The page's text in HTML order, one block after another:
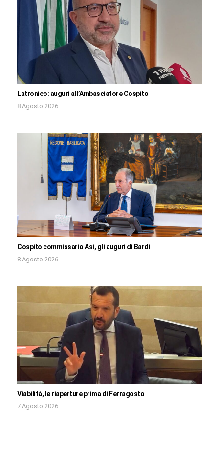
Latronico: auguri all’Ambasciatore Cospito
8 Agosto 2026
Cospito commissario Asi, gli auguri di Bardi
8 Agosto 2026
Viabilità, le riaperture prima di Ferragosto
7 Agosto 2026